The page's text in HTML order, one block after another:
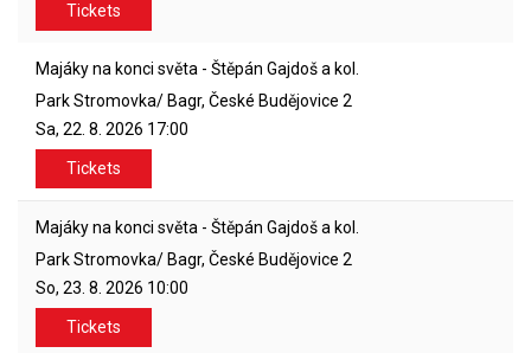
Tickets
Majáky na konci světa - Štěpán Gajdoš a kol.
Park Stromovka/ Bagr, České Budějovice 2
Sa, 22. 8. 2026 17:00
Tickets
Majáky na konci světa - Štěpán Gajdoš a kol.
Park Stromovka/ Bagr, České Budějovice 2
So, 23. 8. 2026 10:00
Tickets